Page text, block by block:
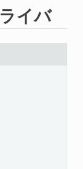
イバ